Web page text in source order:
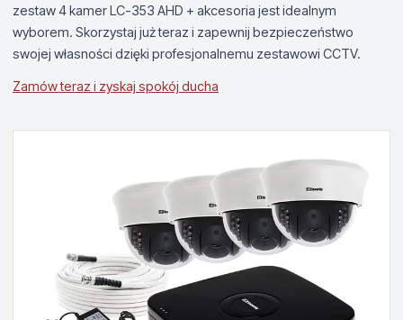
zestaw 4 kamer LC-353 AHD + akcesoria jest idealnym
wyborem. Skorzystaj już teraz i zapewnij bezpieczeństwo
swojej własności dzięki profesjonalnemu zestawowi CCTV.
Zamów teraz i zyskaj spokój ducha